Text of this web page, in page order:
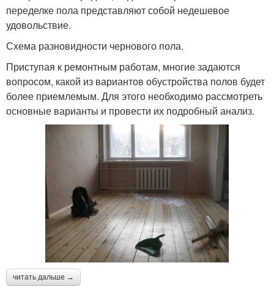
переделке пола представляют собой недешевое
удовольствие.
Схема разновидности чернового пола.
Приступая к ремонтным работам, многие задаются
вопросом, какой из вариантов обустройства полов будет
более приемлемым. Для этого необходимо рассмотреть
основные варианты и провести их подробный анализ.
читать дальше →